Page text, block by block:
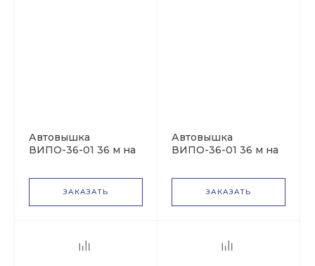
Автовышка
ВИПО-36-01 36 м на
ЗАКАЗАТЬ
Автовышка
ВИПО-36-01 36 м на
ЗАКАЗАТЬ